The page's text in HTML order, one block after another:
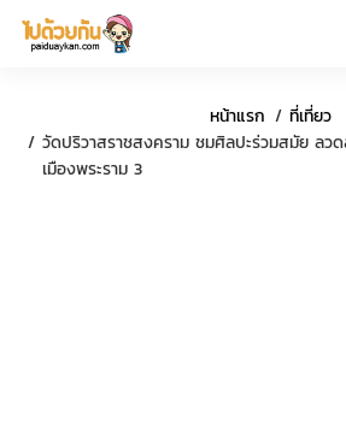
หน้าแรก
ที่เที่ยว
วัดปริวาสราชสงคราม ชมศิลปะร่วมสมัย ลว
เมืองพระราม 3